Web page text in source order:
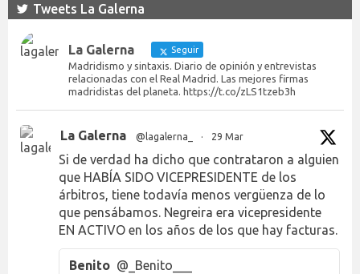
Tweets La Galerna
La Galerna Seguir
Madridismo y sintaxis. Diario de opinión y entrevistas
relacionadas con el Real Madrid. Las mejores firmas
madridistas del planeta. https://t.co/zLS1tzeb3h
La Galerna @lagalerna_ · 29 Mar
Si de verdad ha dicho que contrataron a alguien
que HABÍA SIDO VICEPRESIDENTE de los
árbitros, tiene todavía menos vergüenza de lo
que pensábamos. Negreira era vicepresidente
EN ACTIVO en los años de los que hay facturas.
Benito @_Benito___